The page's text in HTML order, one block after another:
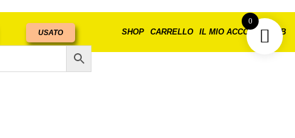
USATO SHOP CARRELLO IL MIO ACCOUNT B2B
0